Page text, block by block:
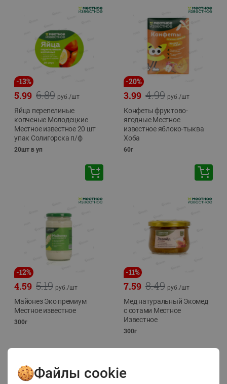
-13%
6.89
5.99 руб./шт
Яйца перепелиные
копченые Молодецкие
Местное известное 20 шт
упак Солигорска п/ф
20шт в уп
-20%
4.99
3.99 руб./шт
Конфеты фруктово-
ягодные Местное
известное яблоко-тыква
Хоба
60г
-12%
5.19
4.59 руб./шт
Майонез Эко премиум
Местное известное
300г
-11%
8.49
7.59 руб./шт
Мед натуральный Экомед
с сотами Местное
Известное
300г
Файлы cookie